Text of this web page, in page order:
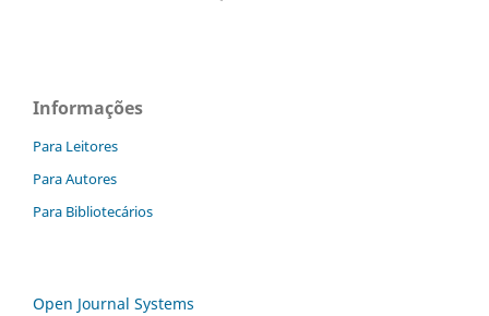
Informações
Para Leitores
Para Autores
Para Bibliotecários
Open Journal Systems